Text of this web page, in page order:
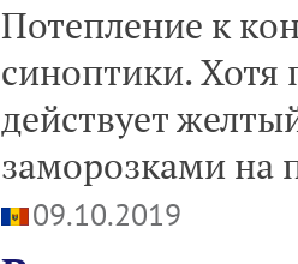
Потепление к
синоптики. Хотя
действует
заморозками на
09.10.2019